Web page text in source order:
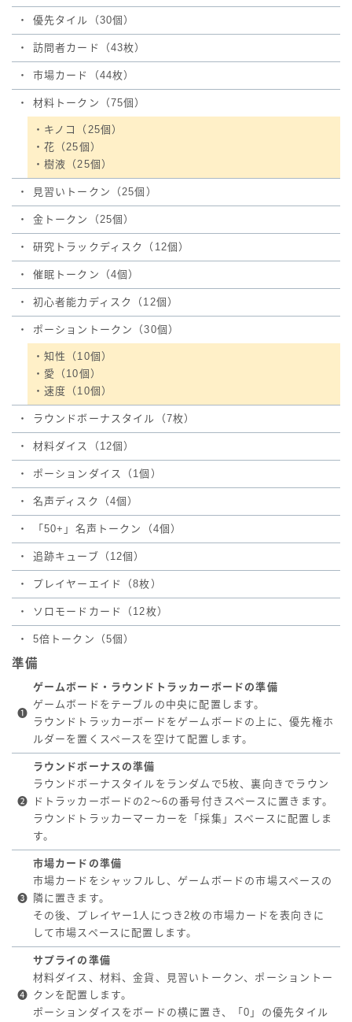
・ 優先タイル（30個）
・ 訪問者カード（43枚）
・ 市場カード（44枚）
・ 材料トークン（75個）
・キノコ（25個）
・花（25個）
・樹液（25個）
・ 見習いトークン（25個）
・ 金トークン（25個）
・ 研究トラックディスク（12個）
・ 催眠トークン（4個）
・ 初心者能力ディスク（12個）
・ ポーショントークン（30個）
・知性（10個）
・愛（10個）
・速度（10個）
・ ラウンドボーナスタイル（7枚）
・ 材料ダイス（12個）
・ ポーションダイス（1個）
・ 名声ディスク（4個）
・ 「50+」名声トークン（4個）
・ 追跡キューブ（12個）
・ プレイヤーエイド（8枚）
・ ソロモードカード（12枚）
・ 5倍トークン（5個）
準備
❶
ゲームボード・ラウンドトラッカーボードの準備
ゲームボードをテーブルの中央に配置します。
ラウンドトラッカーボードをゲームボードの上に、優先権ホ
ルダーを置くスペースを空けて配置します。
❷
ラウンドボーナスの準備
ラウンドボーナスタイルをランダムで5枚、裏向きでラウン
ドトラッカーボードの2～6の番号付きスペースに置きます。
ラウンドトラッカーマーカーを「採集」スペースに配置しま
す。
❸
市場カードの準備
市場カードをシャッフルし、ゲームボードの市場スペースの
隣に置きます。
その後、プレイヤー1人につき2枚の市場カードを表向きに
して市場スペースに配置します。
❹
サプライの準備
材料ダイス、材料、金貨、見習いトークン、ポーショントー
クンを配置します。
ポーションダイスをボードの横に置き、「0」の優先タイル